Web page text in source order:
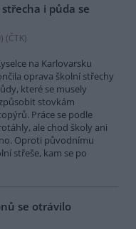
i půda se
(ČTK)
na Karlovarsku
oprava školní střechy
které se musely
stovkám
Práce se podle
ale chod školy ani
Oproti původnímu
střeše, kam se po
se otrávilo